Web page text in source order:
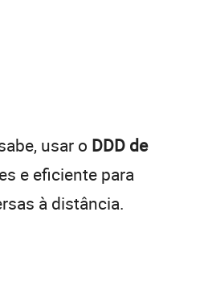
usar o DDD de
e eficiente para
à distância.